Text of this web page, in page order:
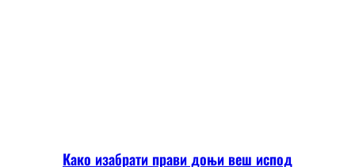
Како изабрати прави доњи веш испод